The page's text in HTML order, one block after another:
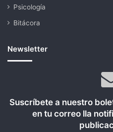
Psicología
Bitácora
Newsletter
Suscríbete a nuestro
en tu correo lla